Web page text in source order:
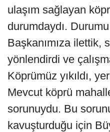
ulaşım sağlayan
durumdaydı.
Başkanımıza ilettik,
yönlendirdi ve
Köprümüz yıkıldı,
Mevcut köprü
sorunuydu. Bu
kavuşturduğu için